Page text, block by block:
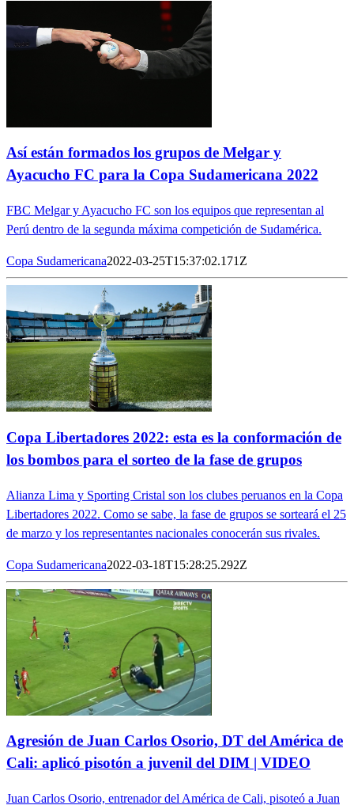
Así están formados los grupos de Melgar y
Ayacucho FC para la Copa Sudamericana 2022
FBC Melgar y Ayacucho FC son los equipos que representan al
Perú dentro de la segunda máxima competición de Sudamérica.
Copa Sudamericana2022-03-25T15:37:02.171Z
Copa Libertadores 2022: esta es la conformación de
los bombos para el sorteo de la fase de grupos
Alianza Lima y Sporting Cristal son los clubes peruanos en la Copa
Libertadores 2022. Como se sabe, la fase de grupos se sorteará el 25
de marzo y los representantes nacionales conocerán sus rivales.
Copa Sudamericana2022-03-18T15:28:25.292Z
Agresión de Juan Carlos Osorio, DT del América de
Cali: aplicó pisotón a juvenil del DIM | VIDEO
Juan Carlos Osorio, entrenador del América de Cali, pisoteó a Juan